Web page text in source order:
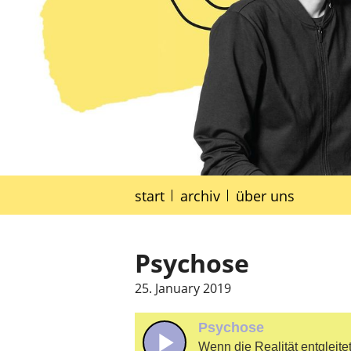
start archiv über uns
Psychose
25. January 2019
Psychose
Wenn die Realität entgleitet